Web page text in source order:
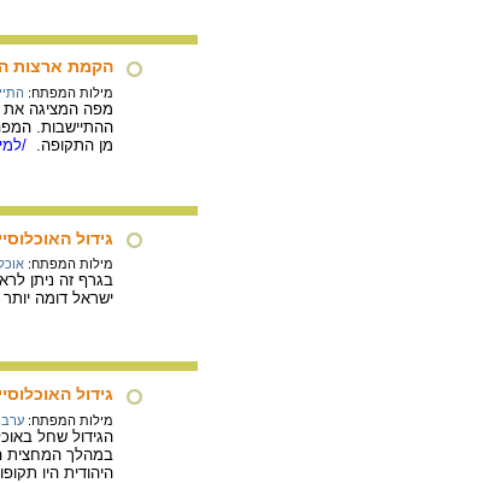
הקמת ארצות
מילות המפתח:
ההתיישבות.
מן התקופה.
/
גידול
מילות המפתח:
ישראל דומה
גידול
מילות המפתח:
היהודית היו